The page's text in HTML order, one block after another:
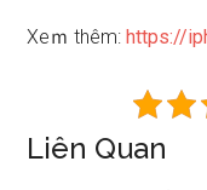
Xeｍ thêm:https://
Liên Quan